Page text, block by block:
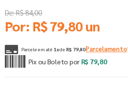
De:R$84,00
Por: R$79,80un
Parcele em até 1xde R$ 79,80Parcelamento
Pix ou Boleto por R$ 79,80